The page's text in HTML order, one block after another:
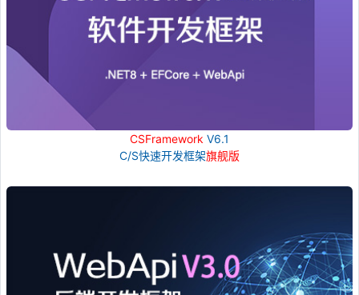
CSFramework V6.1
C/S快速开发框架旗舰版